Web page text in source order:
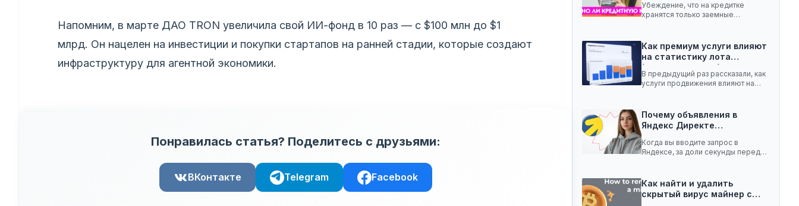
Напомним, в марте ДАО TRON увеличила свой ИИ-фонд в 10 раз — с $100 млн до $1
млрд. Он нацелен на инвестиции и покупки стартапов на ранней стадии, которые создают
инфраструктуру для агентной экономики.
Понравилась статья? Поделитесь с друзьями:
ВКонтакте Telegram Facebook
Убеждение, что на кредитке
хранятся только заемные
Как премиум услуги влияют
на статистику лота
(телеграм-канал)
В предыдущий раз рассказали, как
услуги продвижения влияют на
Почему объявления в
Яндекс Директе
Когда вы вводите запрос в
Яндексе, за доли секунды перед
Как найти и удалить
скрытый вирус майнер с…